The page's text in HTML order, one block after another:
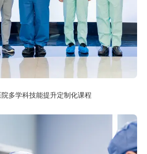
多学科技能提升定制化课程